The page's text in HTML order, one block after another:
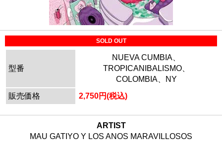
SOLD OUT
型番
NUEVA CUMBIA、
TROPICANIBALISMO、
COLOMBIA、NY
販売価格
2,750円(税込)
ARTIST
MAU GATIYO Y LOS ANOS MARAVILLOSOS